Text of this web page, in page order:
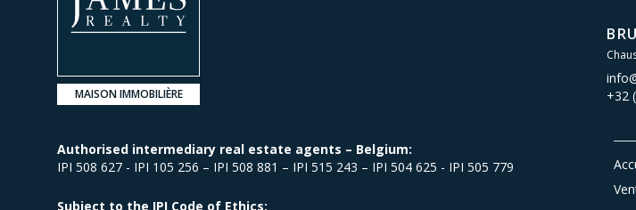
MAISON IMMOBILIÈRE
+32
Authorised intermediary real estate agents – Belgium:
IPI 508 627 - IPI 105 256 – IPI 508 881 – IPI 515 243 – IPI 504 625 - IPI 505 779
Subject to the IPI Code of Ethics: